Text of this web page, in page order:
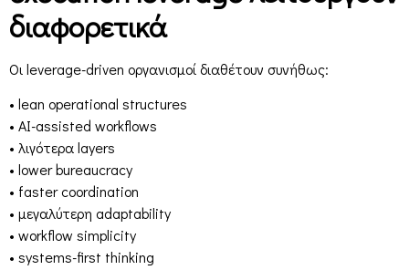
διαφορετικά
Οι leverage-driven οργανισμοί διαθέτουν συνήθως:
• lean operational structures
• AI-assisted workflows
• λιγότερα layers
• lower bureaucracy
• faster coordination
• μεγαλύτερη adaptability
• workflow simplicity
• systems-first thinking